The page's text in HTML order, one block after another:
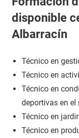
disponible
Albarracín
Técnico en
Técnico en
Técnico en
deportivas en
Técnico en
Técnico en